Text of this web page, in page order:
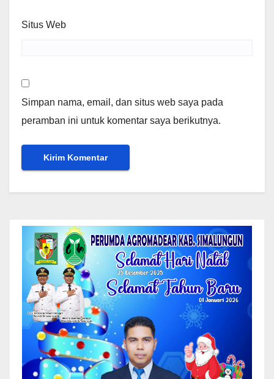
Situs Web
Simpan nama, email, dan situs web saya pada
peramban ini untuk komentar saya berikutnya.